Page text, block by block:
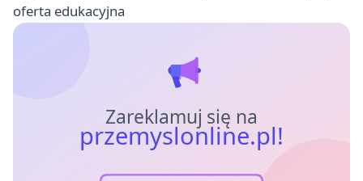
oferta edukacyjna
Zareklamuj się na
przemyslonline.pl!